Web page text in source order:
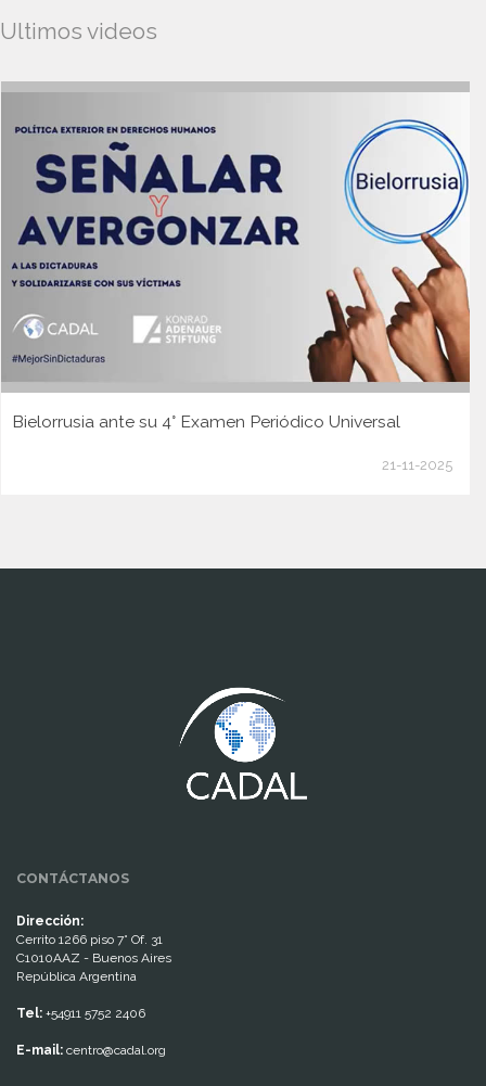
Ultimos videos
Bielorrusia ante su 4° Examen Periódico Universal
21-11-2025
CONTÁCTANOS
Dirección:
Cerrito 1266 piso 7° Of. 31
C1010AAZ - Buenos Aires
República Argentina
Tel: +54911 5752 2406
E-mail: centro@cadal.org